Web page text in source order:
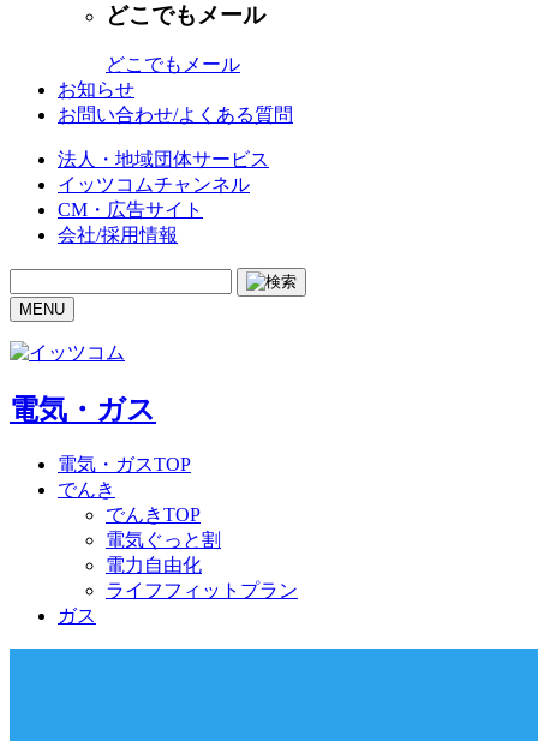
どこでもメール
どこでもメール
お知らせ
お問い合わせ/よくある質問
法人・地域団体サービス
イッツコムチャンネル
CM・広告サイト
会社/採用情報
MENU
電気・ガス
電気・ガスTOP
でんき
でんきTOP
電気ぐっと割
電力自由化
ライフフィットプラン
ガス